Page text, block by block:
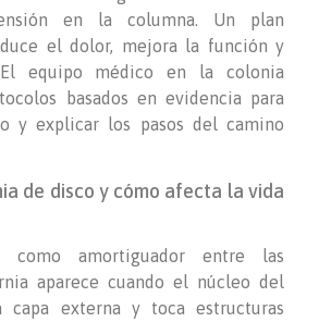
en la columna. Un plan
el dolor, mejora la función y
equipo médico en la colonia
basados en evidencia para
y explicar los pasos del camino
de disco y cómo afecta la vida
como amortiguador entre las
aparece cuando el núcleo del
capa externa y toca estructuras